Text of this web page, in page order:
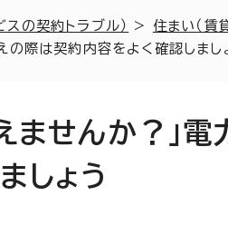
の契約トラブル） > 住まい（賃
際は契約内容をよく確認しまし
ませんか？」電
しょう